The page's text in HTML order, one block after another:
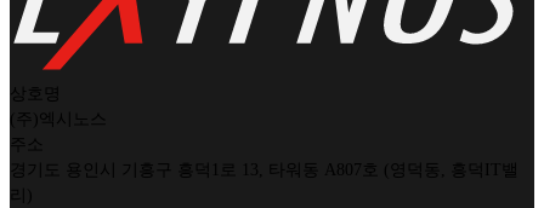
상호명
(주)엑시노스
주소
경기도 용인시 기흥구 흥덕1로 13, 타워동 A807호 (영덕동, 흥덕IT밸
리)